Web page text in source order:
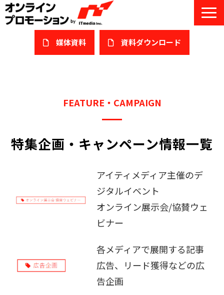
媒体資料 ​資料ダウンロード
サービスガイド/お役立ち資料
課題/ターゲット別で探す
導入事例
セミナー情報/ブログ
FEATURE・CAMPAIGN
特集企画・キャンペーン情報一覧
アイティメディア主催のデ
ジタルイベント
オンライン展示会/協賛ウェ
ビナー
各メディアで展開する記事
広告、リード獲得などの広
告企画